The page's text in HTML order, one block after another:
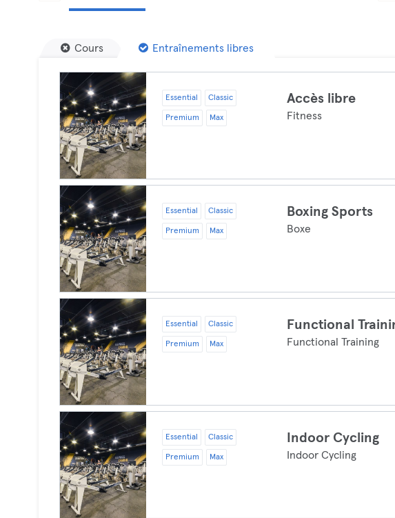
Cours Entraînements libres
Essential Classic
Premium Max
Accès libre
Fitness
Essential Classic
Premium Max
Boxing Sports
Boxe
Essential Classic
Premium Max
Functional
Functional Training
Essential Classic
Premium Max
Indoor Cycling
Indoor Cycling